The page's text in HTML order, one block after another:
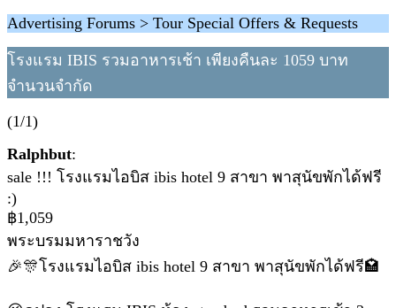
Advertising Forums > Tour Special Offers & Requests
โรงแรม IBIS รวมอาหารเช้า เพียงคืนละ 1059 บาท
จำนวนจำกัด
(1/1)
Ralphbut:
sale !!! โรงแรมไอบิส ibis hotel 9 สาขา พาสุนัขพักได้ฟรี
:)
฿1,059
พระบรมมหาราชวัง
🎉🎊โรงแรมไอบิส ibis hotel 9 สาขา พาสุนัขพักได้ฟรี🏩